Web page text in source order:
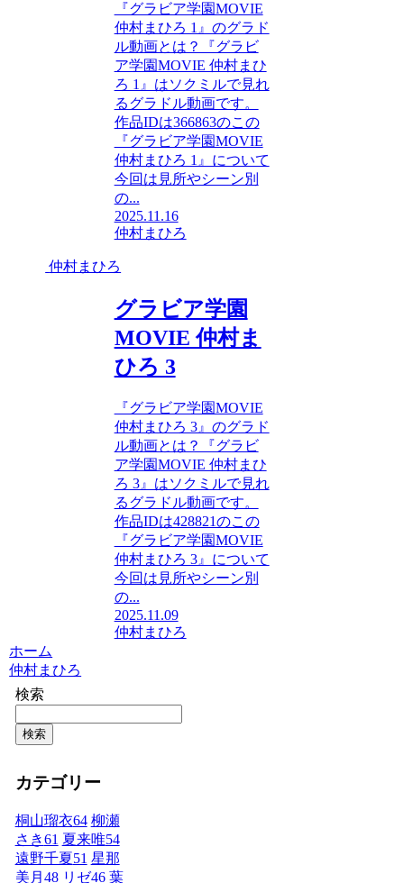
『グラビア学園MOVIE
仲村まひろ 1』のグラド
ル動画とは？『グラビ
ア学園MOVIE 仲村まひ
ろ 1』はソクミルで見れ
るグラドル動画です。
作品IDは366863のこの
『グラビア学園MOVIE
仲村まひろ 1』について
今回は見所やシーン別
の...
2025.11.16
仲村まひろ
仲村まひろ
グラビア学園
MOVIE 仲村ま
ひろ 3
『グラビア学園MOVIE
仲村まひろ 3』のグラド
ル動画とは？『グラビ
ア学園MOVIE 仲村まひ
ろ 3』はソクミルで見れ
るグラドル動画です。
作品IDは428821のこの
『グラビア学園MOVIE
仲村まひろ 3』について
今回は見所やシーン別
の...
2025.11.09
仲村まひろ
ホーム
仲村まひろ
検索
検索
カテゴリー
桐山瑠衣64 柳瀬
さき61 夏来唯54
遠野千夏51 星那
美月 48 リゼ46 葉